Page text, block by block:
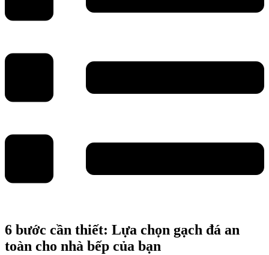
6 bước cần thiết: Lựa chọn gạch đá an
toàn cho nhà bếp của bạn